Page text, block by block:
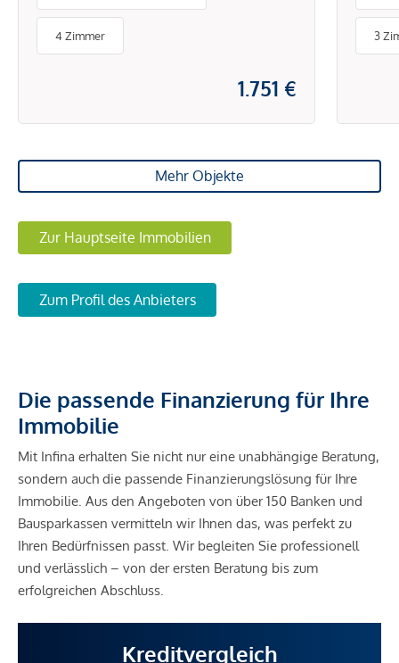
4 Zimmer
1.751 €
3
Mehr Objekte
Zur Hauptseite Immobilien
Zum Profil des Anbieters
Die passende Finanzierung für Ihre
Immobilie
Mit Infina erhalten Sie nicht nur eine unabhängige Beratung,
sondern auch die passende Finanzierungslösung für Ihre
Immobilie. Aus den Angeboten von über 150 Banken und
Bausparkassen vermitteln wir Ihnen das, was perfekt zu
Ihren Bedürfnissen passt. Wir begleiten Sie professionell
und verlässlich – von der ersten Beratung bis zum
erfolgreichen Abschluss.
Kreditvergleich